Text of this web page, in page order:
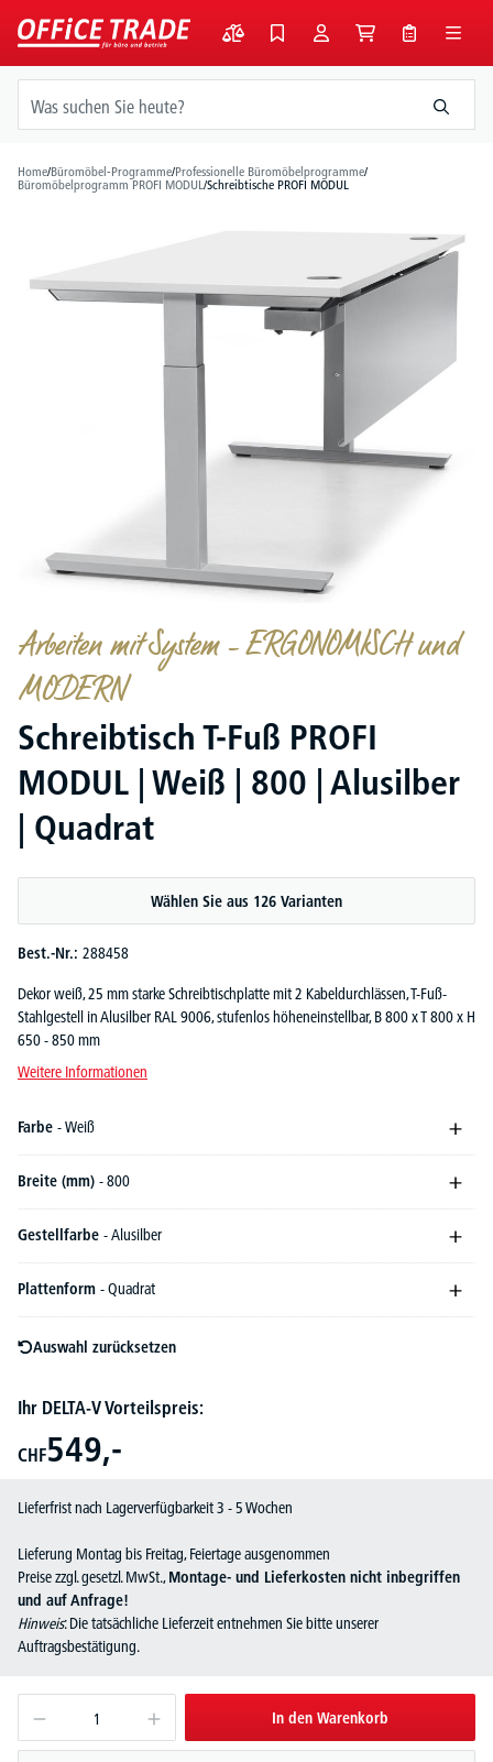
springen
Home/Büromöbel-Programme/Professionelle Büromöbelprogramme/
Büromöbelprogramm PROFI MODUL/Schreibtische PROFI MODUL
Arbeiten mit System – ERGONOMISCH und
MODERN
Schreibtisch T-Fuß PROFI
MODUL | Weiß | 800 | Alusilber
| Quadrat
Wählen Sie aus 126 Varianten
Best.-Nr.: 288458
Dekor weiß, 25 mm starke Schreibtischplatte mit 2 Kabeldurchlässen, T-Fuß-
Stahlgestell in Alusilber RAL 9006, stufenlos höheneinstellbar, B 800 x T 800 x H
650 - 850 mm
Weitere Informationen
Farbe - Weiß
Breite (mm) - 800
Gestellfarbe - Alusilber
Plattenform - Quadrat
Auswahl zurücksetzen
Ihr DELTA-V Vorteilspreis:
CHF549,-
Lieferfrist nach Lagerverfügbarkeit 3 - 5 Wochen
Lieferung Montag bis Freitag, Feiertage ausgenommen
Preise zzgl. gesetzl. MwSt.,Montage- und Lieferkosten nicht inbegriffen
und auf Anfrage!
Hinweis: Die tatsächliche Lieferzeit entnehmen Sie bitte unserer
Auftragsbestätigung.
In den Warenkorb